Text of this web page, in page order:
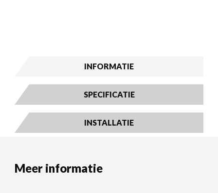
INFORMATIE
SPECIFICATIE
INSTALLATIE
Meer informatie